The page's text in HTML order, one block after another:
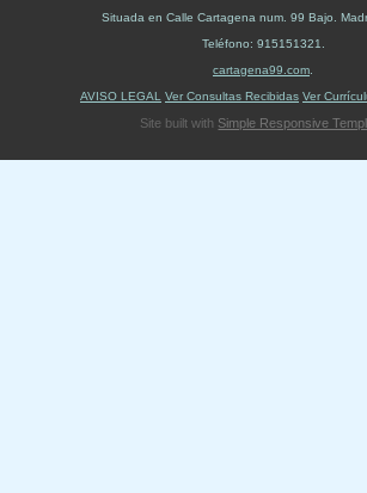
Situada en Calle Cartagena num. 99 Bajo
Teléfono: 915151321
cartagena99.com
AVISO LEGAL
Ver Consultas Recibidas Ver
Site built with Simple Responsive